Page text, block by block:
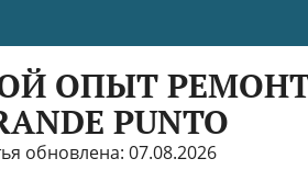
ОПЫТ
PUNTO
обновлена: 07.08.2026